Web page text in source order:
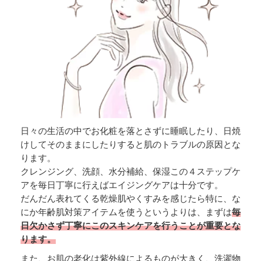
日々の生活の中でお化粧を落とさずに睡眠したり、日焼
けしてそのままにしたりすると肌のトラブルの原因とな
ります。
クレンジング、洗顔、水分補給、保湿この４ステップケ
アを毎日丁寧に行えばエイジングケアは十分です。
だんだん表れてくる乾燥肌やくすみを感じたら特に、な
にか年齢肌対策アイテムを使うというよりは、まずは毎
日欠かさず丁寧にこのスキンケアを行うことが重要とな
ります。
また、お肌の老化は紫外線によるものが大きく、洗濯物